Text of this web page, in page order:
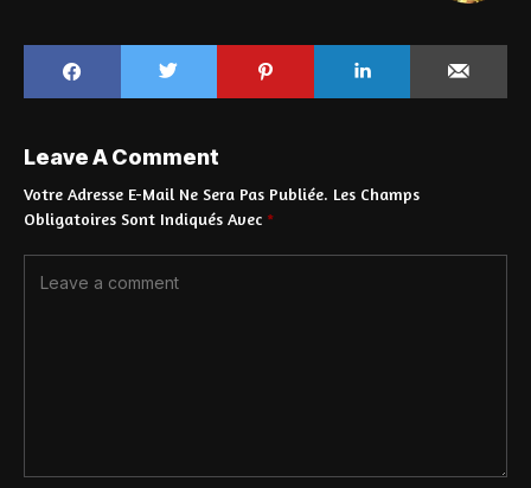
Leave A Comment
Votre Adresse E-Mail Ne Sera Pas Publiée. Les Champs
Obligatoires Sont Indiqués Avec *